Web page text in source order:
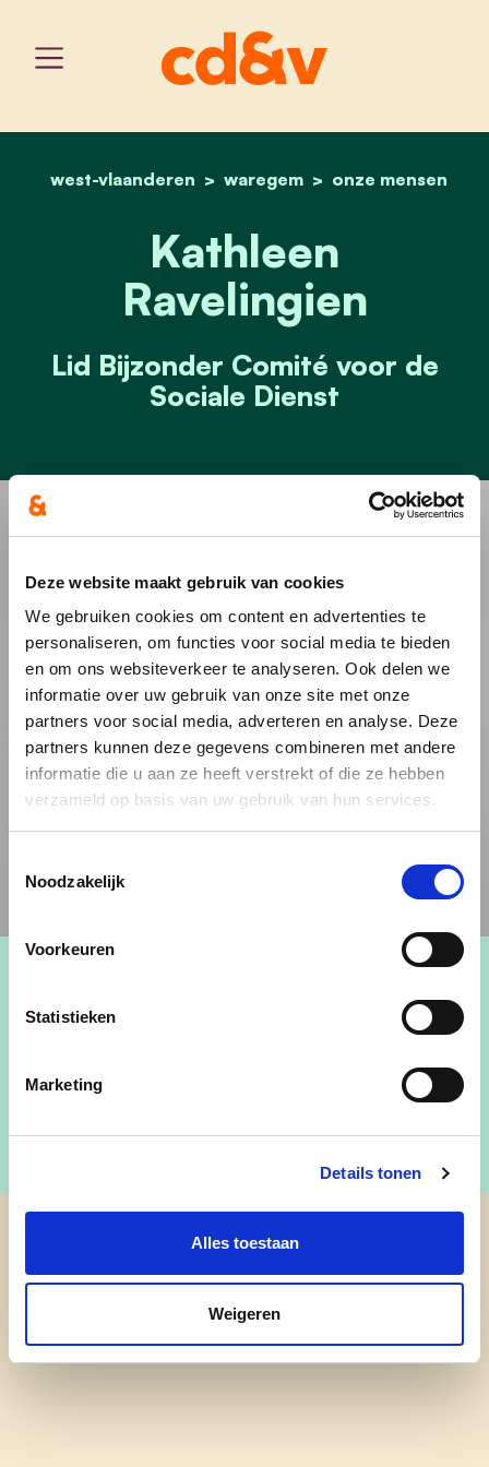
Deze website maakt gebruik van cookies
We gebruiken cookies om content en advertenties te
personaliseren, om functies voor social media te bieden
en om ons websiteverkeer te analyseren. Ook delen we
informatie over uw gebruik van onze site met onze
partners voor social media, adverteren en analyse. Deze
partners kunnen deze gegevens combineren met andere
informatie die u aan ze heeft verstrekt of die ze hebben
verzameld op basis van uw gebruik van hun services.
Noodzakelijk
Voorkeuren
Statistieken
Marketing
Details tonen
Alles toestaan
Weigeren
home
west-vlaanderen waregem onze mensen
kathleen ravelingien
Kathleen
Ravelingien
Lid Bijzonder Comité voor de
Sociale Dienst
cd&v Waregem